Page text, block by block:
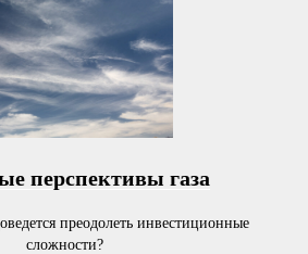
перспективы газа
преодолеть инвестиционные
сложности?